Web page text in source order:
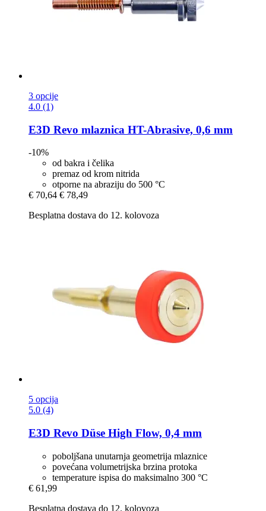
3 opcije
4.0 (1)
E3D Revo mlaznica HT-​Abrasive, 0,6 mm
-10%
od bakra i čelika
premaz od krom nitrida
otporne na abraziju do 500 °C
€ 70,64 € 78,49
Besplatna dostava do 12. kolovoza
5 opcija
5.0 (4)
E3D Revo Düse High Flow, 0,4 mm
poboljšana unutarnja geometrija mlaznice
povećana volumetrijska brzina protoka
temperature ispisa do maksimalno 300 °C
€ 61,99
Besplatna dostava do 12. kolovoza